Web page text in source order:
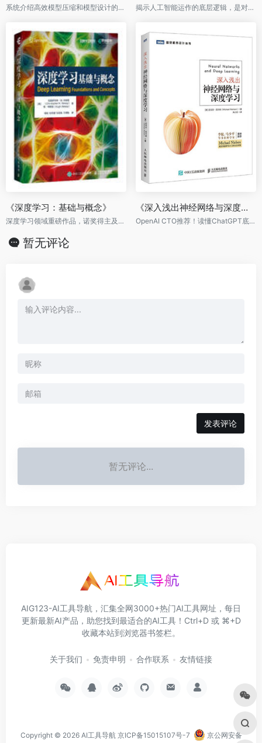
系统介绍高效模型压缩和模型设计的方法，释放大模型潜能，赋能千行百业 揭示人工智能运作的底层逻辑，是对目前围绕着人工智能的误解的有力纠正，也是一本有用的未来手册。
《深度学习：基础与概念》
深度学习领域重磅作品，诺奖得主及图灵奖得主联袂推荐，构建整个深度学习的知识体系
《深入浅出神经网络与深度学习》
OpenAI CTO推荐！读懂ChatGPT底层逻辑
暂无评论
发表评论
暂无评论...
AIG123-AI工具导航，汇集全网3000+热门AI工具网址，每日
更新最新AI产品，助您找到最适合的AI工具！Ctrl+D 或 ⌘+D
收藏本站到浏览器书签栏。
关于我们 免责申明 合作联系 友情链接
Copyright © 2026 AI工具导航 京ICP备15015107号-7 京公网安备